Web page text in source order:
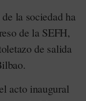
la sociedad ha
de la SEFH,
de salida
acto inaugural